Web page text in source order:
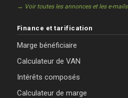
→ Voir toutes les annonces et les e-mails
Finance et tarification
Marge bénéficiaire
Calculateur de VAN
Intérêts composés
Calculateur de marge